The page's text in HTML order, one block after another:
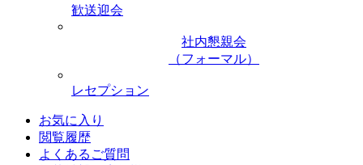
歓送迎会
社内懇親会
（フォーマル）
レセプション
お気に入り
閲覧履歴
よくあるご質問